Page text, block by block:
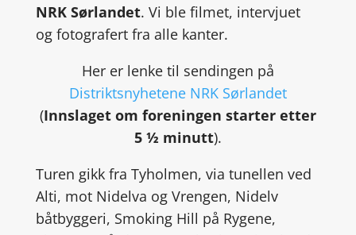
NRK Sørlandet. Vi ble filmet, intervjuet
og fotografert fra alle kanter.
Her er lenke til sendingen på
Distriktsnyhetene NRK Sørlandet
(Innslaget om foreningen starter etter
5 ½ minutt).
Turen gikk fra Tyholmen, via tunellen ved
Alti, mot Nidelva og Vrengen, Nidelv
båtbyggeri, Smoking Hill på Rygene,